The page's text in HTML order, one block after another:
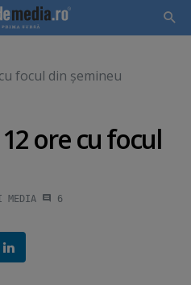
focul din şemineu
12 ore cu focul
MEDIA 6